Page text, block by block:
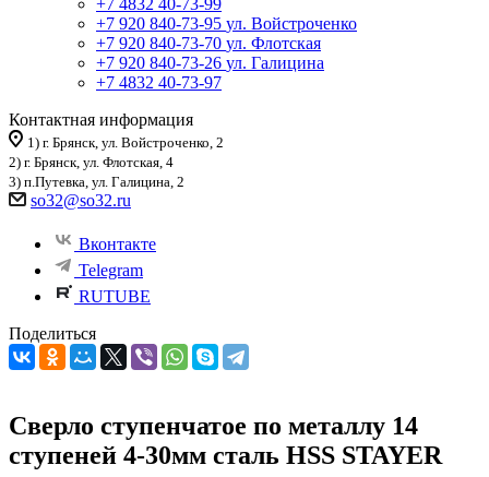
+7 4832 40-73-99
+7 920 840-73-95 ул. Войстроченко
+7 920 840-73-70 ул. Флотская
+7 920 840-73-26 ул. Галицина
+7 4832 40-73-97
Контактная информация
1) г. Брянск, ул. Войстроченко, 2
2) г. Брянск, ул. Флотская, 4
3) п.Путевка, ул. Галицина, 2
so32@so32.ru
Вконтакте
Telegram
RUTUBE
Поделиться
Сверло ступенчатое по металлу 14
ступеней 4-30мм сталь HSS STAYER